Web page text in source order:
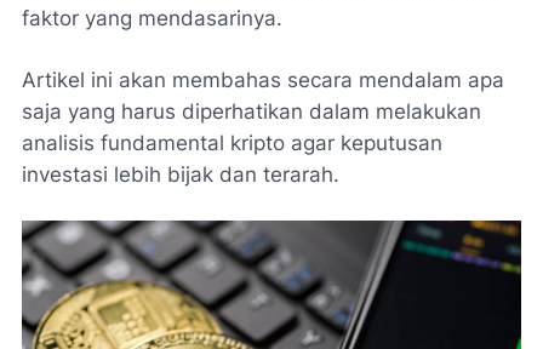
faktor yang mendasarinya.
Artikel ini akan membahas secara mendalam apa
saja yang harus diperhatikan dalam melakukan
analisis fundamental kripto agar keputusan
investasi lebih bijak dan terarah.